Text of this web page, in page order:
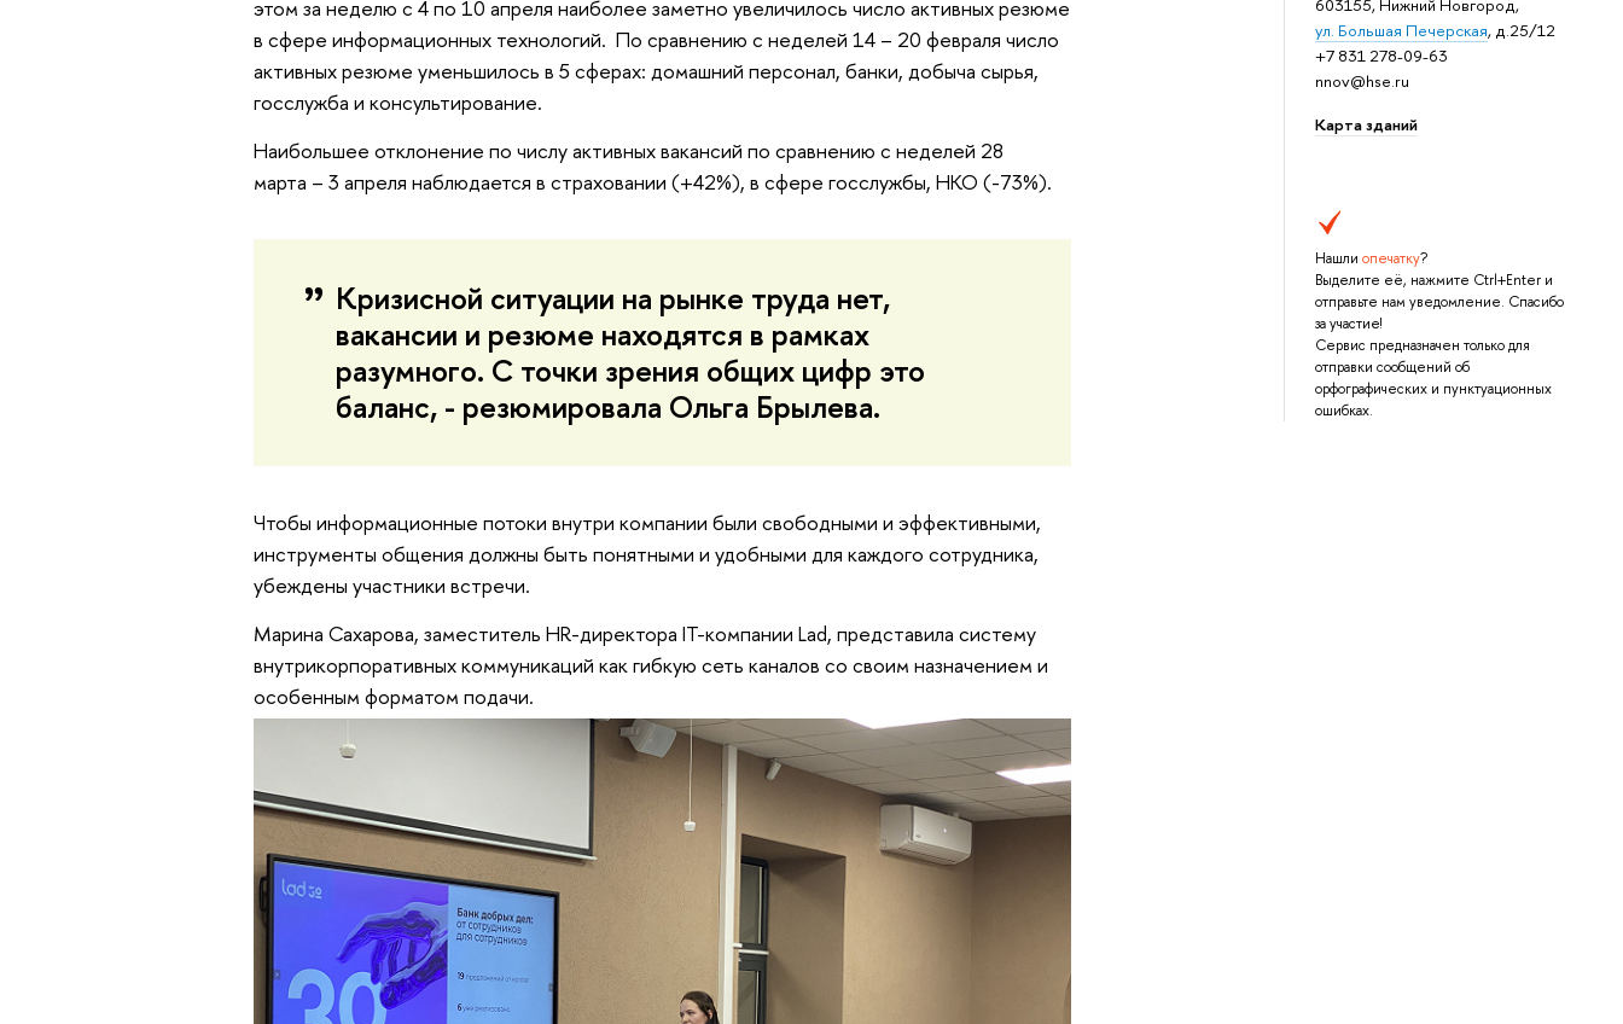
603155, Нижний Новгород,
ул. Большая Печерская, д.25/12
+7 831 278-09-63
nnov@hse.ru
Карта зданий
Нашли опечатку?
Выделите её, нажмите Ctrl+Enter и
отправьте нам уведомление. Спасибо
за участие!
Сервис предназначен только для
отправки сообщений об
орфографических и пунктуационных
ошибках.
этом за неделю с 4 по 10 апреля наиболее заметно увеличилось число активных резюме
в сфере информационных технологий. По сравнению с неделей 14 – 20 февраля число
активных резюме уменьшилось в 5 сферах: домашний персонал, банки, добыча сырья,
госслужба и консультирование.
Наибольшее отклонение по числу активных вакансий по сравнению с неделей 28
марта – 3 апреля наблюдается в страховании (+42%), в сфере госслужбы, НКО (-73%).
Кризисной ситуации на рынке труда нет,
вакансии и резюме находятся в рамках
разумного. С точки зрения общих цифр это
баланс, - резюмировала Ольга Брылева.
Чтобы информационные потоки внутри компании были свободными и эффективными,
инструменты общения должны быть понятными и удобными для каждого сотрудника,
убеждены участники встречи.
Марина Сахарова, заместитель HR-директора IT-компании Lad, представила систему
внутрикорпоративных коммуникаций как гибкую сеть каналов со своим назначением и
особенным форматом подачи.